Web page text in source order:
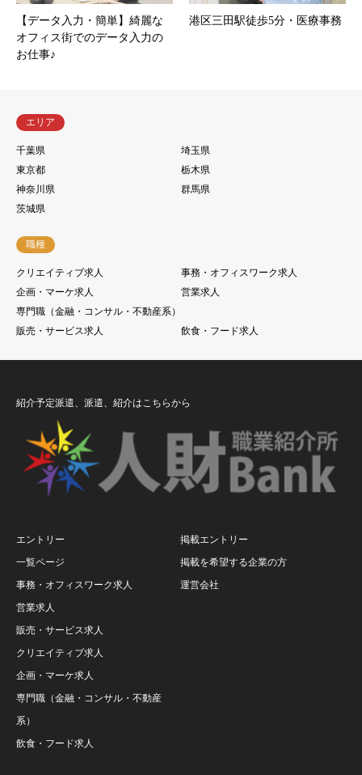
【データ入力・簡単】綺麗な
オフィス街でのデータ入力の
お仕事♪
港区三田駅徒歩5分・医療事務
エリア
千葉県
埼玉県
東京都
栃木県
神奈川県
群馬県
茨城県
職種
クリエイティブ求人
事務・オフィスワーク求人
企画・マーケ求人
営業求人
専門職（金融・コンサル・不動産系）
販売・サービス求人
飲食・フード求人
紹介予定派遣、派遣、紹介はこちらから
エントリー
一覧ページ
事務・オフィスワーク求人
営業求人
販売・サービス求人
クリエイティブ求人
企画・マーケ求人
専門職（金融・コンサル・不動産
系）
飲食・フード求人
掲載エントリー
掲載を希望する企業の方
運営会社